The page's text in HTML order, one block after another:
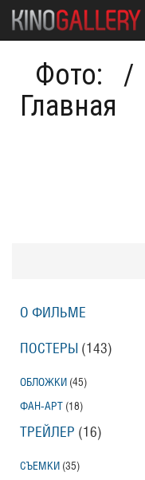
Фото:
Главная
/
О ФИЛЬМЕ
ПОСТЕРЫ (143)
ОБЛОЖКИ (45)
ФАН-АРТ (18)
ТРЕЙЛЕР (16)
СЪЕМКИ (35)